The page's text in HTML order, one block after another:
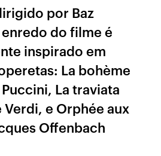
por Baz
do filme é
inspirado em
La bohème
La traviata
e Orphée aux
Offenbach